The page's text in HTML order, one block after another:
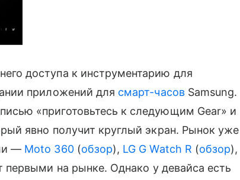
доступа к инструментарию для
приложений для смарт-часовSamsung.
«приготовьтесь к следующим Gear» и
явно получит круглый экран. Рынок уже
— Moto 360(обзор), LG G Watch R (обзор),
первыми на рынке. Однако у девайса есть